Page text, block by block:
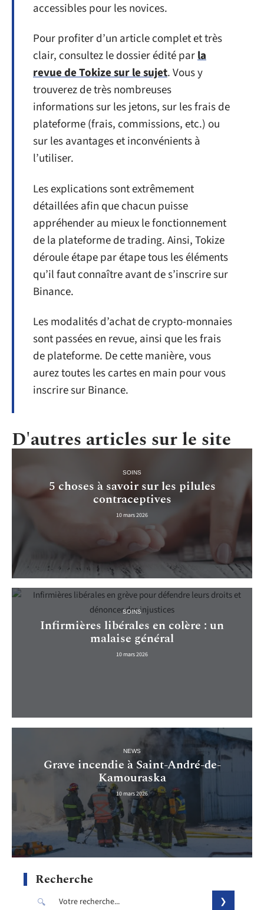
accessibles pour les novices.
Pour profiter d’un article complet et très
clair, consultez le dossier édité parla
revue de Tokize sur le sujet. Vous y
trouverez de très nombreuses
informations sur les jetons, sur les frais de
plateforme (frais, commissions, etc.) ou
sur les avantages et inconvénients à
l’utiliser.
Les explications sont extrêmement
détaillées afin que chacun puisse
appréhender au mieux le fonctionnement
de la plateforme de trading. Ainsi, Tokize
déroule étape par étape tous les éléments
qu’il faut connaître avant de s’inscrire sur
Binance.
Les modalités d’achat de crypto-monnaies
sont passées en revue, ainsi que les frais
de plateforme. De cette manière, vous
aurez toutes les cartes en main pour vous
inscrire sur Binance.
D'autres articles sur le site
SOINS
5 choses à savoir sur les pilules
contraceptives
10 mars 2026
SOINS
Infirmières libérales en colère : un
malaise général
10 mars 2026
NEWS
Grave incendie à Saint-André-de-
Kamouraska
10 mars 2026
Recherche